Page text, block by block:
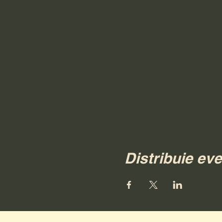
Distribuie